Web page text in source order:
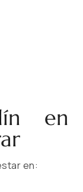
en
en: